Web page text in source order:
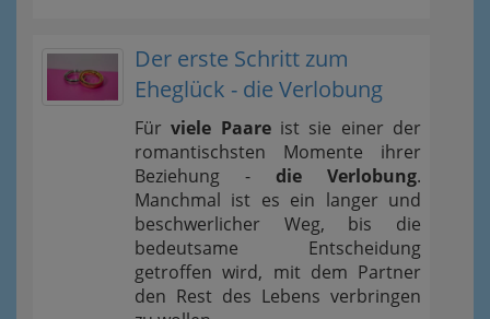
Der erste Schritt zum
Eheglück - die Verlobung
Fürviele Paareist sie einer der
romantischsten Momente ihrer
Beziehung - die Verlobung.
Manchmal ist es ein langer und
beschwerlicher Weg, bis die
bedeutsame Entscheidung
getroffen wird, mit dem Partner
den Rest des Lebens verbringen